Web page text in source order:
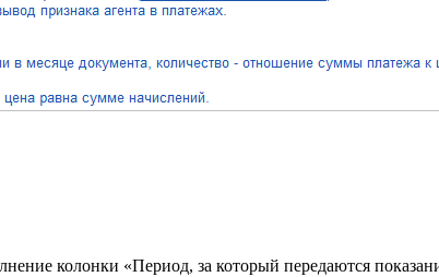
колонки «Период, за который передаются